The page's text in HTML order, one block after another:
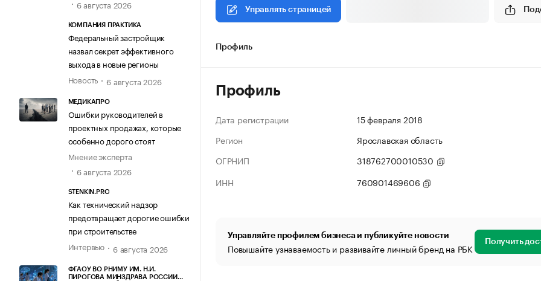
6 августа 2026
КОМПАНИЯ ПРАКТИКА
Федеральный застройщик
назвал секрет эффективного
выхода в новые регионы
Новость
6 августа 2026
МЕДИКАПРО
Ошибки руководителей в
проектных продажах, которые
особенно дорого стоят
Мнение эксперта
6 августа 2026
STENKIN.PRO
Как технический надзор
предотвращает дорогие ошибки
при строительстве
Интервью
6 августа 2026
ФГАОУ ВО РНИМУ ИМ. Н.И.
ПИРОГОВА МИНЗДРАВА РОССИИ
Управлять страницей
Профиль
Профиль
Дата регистрации
15 февраля 2018
Регион
Ярославская область
ОГРНИП
318762700010530
ИНН
760901469606
Управляйте профилем бизнеса и публикуйте новости
Повышайте узнаваемость и развивайте личный бренд на РБК Получить